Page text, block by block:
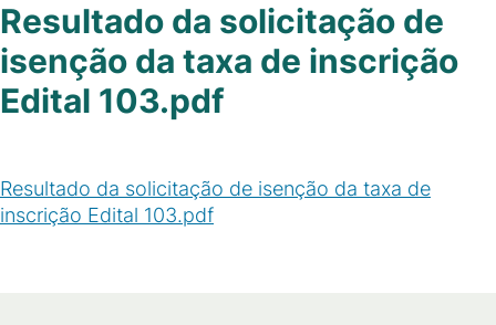
Resultado da solicitação de
isenção da taxa de inscrição
Edital 103.pdf
Resultado da solicitação de isenção da taxa de
inscrição Edital 103.pdf